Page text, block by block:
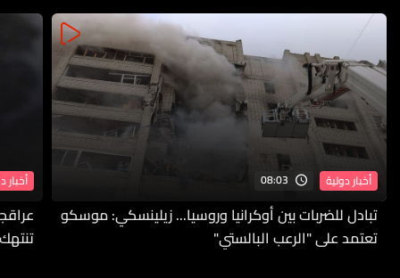
أخبار دولية 08:03
تبادل للضربات بين أوكرانيا وروسيا... زيلينسكي: موسكو
تعتمد على "الرعب البالستي"
أخبار